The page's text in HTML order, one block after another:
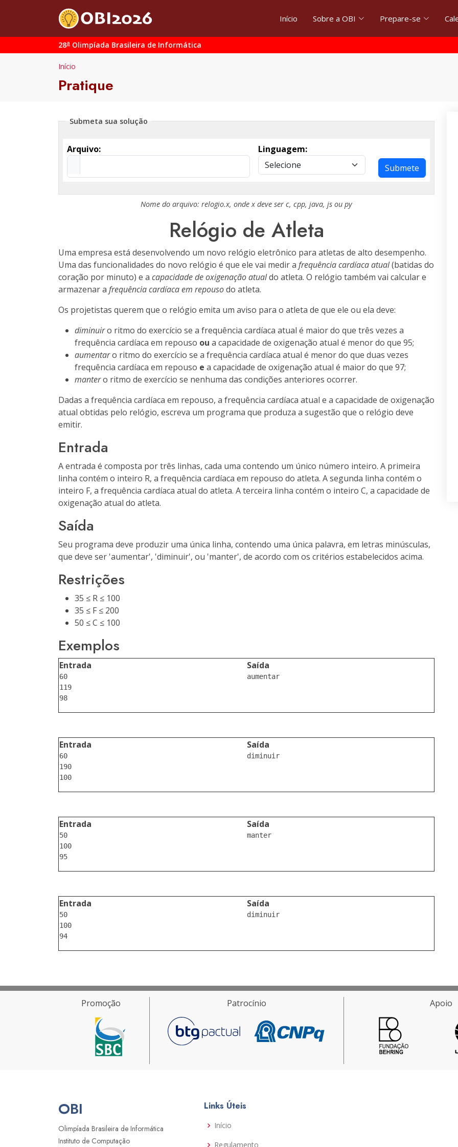
Início Sobre a OBI Prepare-se
28a Olimpíada Brasileira de Informática
Início
Pratique
Submeta sua solução
Arquivo:
Linguagem:
Submete
Nome do arquivo: relogio.x, ondex deve ser c, cpp, java, js ou py
Relógio de Atleta
Uma empresa está desenvolvendo um novo relógio eletrônico para atletas de alto desempenho.
Uma das funcionalidades do novo relógio é que ele vai medir a frequência cardíaca atual(batidas do
coração por minuto) e a capacidade de oxigenação atualdo atleta. O relógio também vai calcular e
armazenar a frequência cardíaca em repousodo atleta.
Os projetistas querem que o relógio emita um aviso para o atleta de que ele ou ela deve:
diminuiro ritmo do exercício se a frequência cardíaca atual é maior do que três vezes a
frequência cardíaca em repouso ou a capacidade de oxigenação atual é menor do que 95;
aumentaro ritmo do exercício se a frequência cardíaca atual é menor do que duas vezes
frequência cardíaca em repouso e a capacidade de oxigenação atual é maior do que 97;
mantero ritmo de exercício se nenhuma das condições anteriores ocorrer.
Dadas a frequência cardíaca em repouso, a frequência cardíaca atual e a capacidade de oxigenação
atual obtidas pelo relógio, escreva um programa que produza a sugestão que o relógio deve
emitir.
Entrada
A entrada é composta por três linhas, cada uma contendo um único número inteiro. A primeira
linha contém o inteiro R, a frequência cardíaca em repouso do atleta. A segunda linha contém o
inteiro F, a frequência cardíaca atual do atleta. A terceira linha contém o inteiro C, a capacidade de
oxigenação atual do atleta.
Saída
Seu programa deve produzir uma única linha, contendo uma única palavra, em letras minúsculas,
que deve ser 'aumentar', 'diminuir', ou 'manter', de acordo com os critérios estabelecidos acima.
Restrições
35 ≤ R ≤ 100
35 ≤ F ≤ 200
50 ≤ C ≤ 100
Exemplos
Entrada
60
119
Saída
aumentar
Entrada
60
190
Saída
diminuir
Entrada
50
100
Saída
manter
Entrada
50
100
Saída
diminuir
Promoção Patrocínio Apoio
OBI
Olimpíada Brasileira de Informática
Instituto de Computação
Links Úteis
Início
Regulamento